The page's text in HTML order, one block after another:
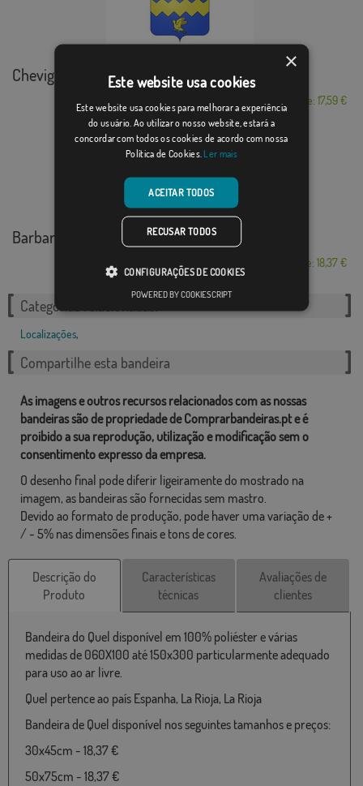
Chevigny-en-Valière
Desde: 17,59 €
Barbará
Desde: 18,37 €
Categorias relacionadas:
Localizações,
Compartilhe esta bandeira
As imagens e outros recursos relacionados com as nossas
bandeiras são de propriedade de Comprarbandeiras.pt e é
proibido a sua reprodução, utilização e modificação sem o
consentimento expresso da empresa.
O desenho final pode diferir ligeiramente do mostrado na
imagem, as bandeiras são fornecidas sem mastro.
Devido ao formato de produção, pode haver uma variação de +
/ - 5% nas dimensões finais e tons de cores.
Descrição do
Produto
Características
técnicas
Avaliações de
clientes
Bandeira do Quel disponível em 100% poliéster e várias
medidas de 060X100 até 150x300 particularmente adequado
para uso ao ar livre.
Quel pertence ao país Espanha, La Rioja, La Rioja
Bandeira de Quel disponível nos seguintes tamanhos e preços:
30x45cm - 18,37 €
50x75cm - 18,37 €
×
Este website usa cookies
Este website usa cookies para melhorar a experiência
do usuário. Ao utilizar o nosso website, estará a
concordar com todos os cookies de acordo com nossa
Política de Cookies. Ler mais
ACEITAR TODOS
RECUSAR TODOS
CONFIGURAÇÕES DE COOKIES
POWERED BY COOKIESCRIPT